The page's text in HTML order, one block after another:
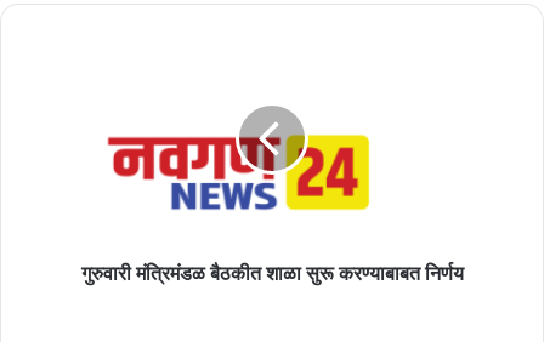
गुरुवारी मंत्रिमंडळ बैठकीत शाळा सुरू करण्याबाबत निर्णय